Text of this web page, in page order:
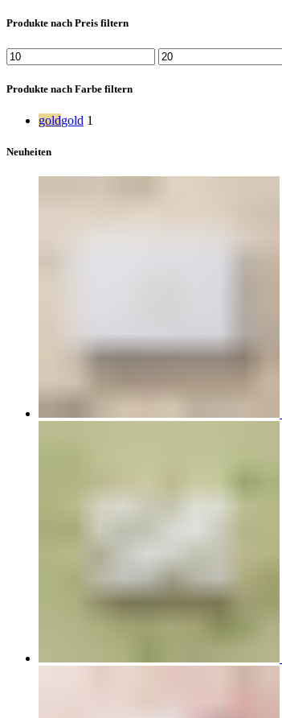
Produkte nach Preis filtern
Min.
Preis
Max.
Preis
Produkte nach Farbe filtern
goldgold 1
Neuheiten